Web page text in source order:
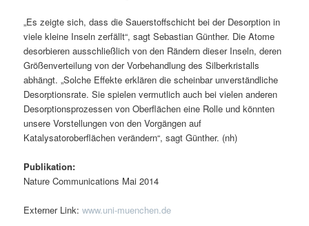
„Es zeigte sich, dass die Sauerstoffschicht bei der Desorption in
viele kleine Inseln zerfällt“, sagt Sebastian Günther. Die Atome
desorbieren ausschließlich von den Rändern dieser Inseln, deren
Größenverteilung von der Vorbehandlung des Silberkristalls
abhängt. „Solche Effekte erklären die scheinbar unverständliche
Desorptionsrate. Sie spielen vermutlich auch bei vielen anderen
Desorptionsprozessen von Oberflächen eine Rolle und könnten
unsere Vorstellungen von den Vorgängen auf
Katalysatoroberflächen verändern“, sagt Günther. (nh)
Publikation:
Nature Communications Mai 2014
Externer Link:www.uni-muenchen.de